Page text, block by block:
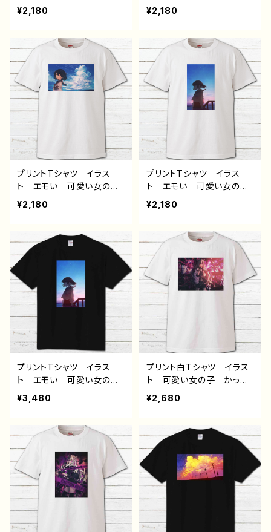
こいい イケメン クー
ル エモい 動物 海 ク
ス 個性的 おすすめ 人
気 イラストレーター 絵
師 クリエイター 白 半
袖シャツ デザイン コラ
ボ オリジナル デザイ
ン グッズ タイトル：jellyf
¥2,180
こいい イケメン クー
ル エモい 動物 青空
ス 個性的 おすすめ 人
気 イラストレーター 絵
師 クリエイター 白 半
袖シャツ デザイン コラ
ボ オリジナル デザイ
ン グッズ タイトル：｢空
¥2,180
プリントTシャツ イラス
ト エモい 可愛い女の
子 かわいい おしゃれ
服 JK 女子高校生 セ
ア ショートカット 風景
綺麗 景色 美しい ノス
タルジック メンズ レディ
ース おしゃれ 個性的
おすすめ 人気 イラスト
レーター 絵師 クリエイ
ズ デザイン コラボ タ
イトル：夏空と君 作：みふ
る
¥2,180
プリントTシャツ イラス
ト エモい 可愛い女の
子 かわいい おしゃれ
服 JK 女子高校生 セ
ト 黒髪 ボブヘア ショ
ートカット 風景 綺麗
景色 美しい ノスタルジ
ック メンズ レディース
おしゃれ 個性的 おすす
め 人気 イラストレータ
ー 絵師 クリエイター
白 半袖シャツ オリジナ
ル デザイン グッズ デ
ザイン コラボ タイトル：
明け 作：みふる
¥2,180
プリントTシャツ イラス
ト エモい 可愛い女の
子 かわいい おしゃれ
服 JK 女子高校生 セ
ト 黒髪 ボブヘア ショ
ートカット 風景 綺麗
景色 美しい ノスタルジ
ック メンズ レディース
おしゃれ 個性的 おすす
め 人気 イラストレータ
ー 絵師 クリエイター
黒 半袖シャツ デザイ
¥3,480
プリント白Tシャツ イラス
ト 可愛い女の子 かっこ
いい女子 おしゃれ服 エ
モい 病みかわいい メン
ア ツートンカラー 黒
髪 白髪 銀髪 タイトス
カート 生足 ネコミミ
風 猫耳風 メンズ レデ
ィース おしゃれ 個性
¥2,680